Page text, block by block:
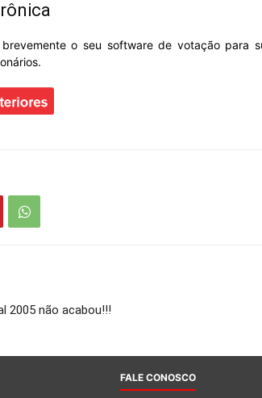
o seu software de votação para
2005 não acabou!!!
FALE CONOSCO